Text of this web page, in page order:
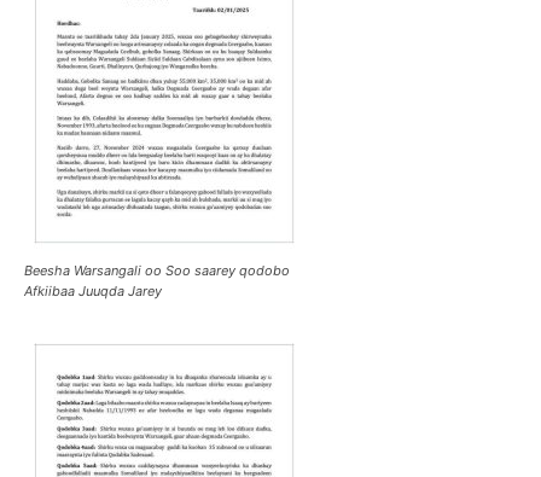
Beesha Warsangali oo Soo saarey qodobo
Afkiibaa Juuqda Jarey